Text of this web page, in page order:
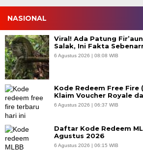
NASIONAL
Viral! Ada Patung
Salak, Ini Fakta
6 Agustus 2026 | 08:08 WIB
Kode Redeem Free Fire
Klaim Voucher Royale
6 Agustus 2026 | 06:37 WIB
Daftar Kode Redeem
Agustus 2026
6 Agustus 2026 | 06:15 WIB